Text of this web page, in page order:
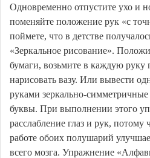
Одновременно отпустите ухо и
поменяйте положение рук «с
поймете, что в детстве
«Зеркальное рисование».
бумаги, возьмите в каждую руку
нарисовать вазу. Или вывести
руками зеркально-
буквы. При выполнении этого
расслабление глаз и рук,
работе обоих полушарий
всего мозга. Упражнение